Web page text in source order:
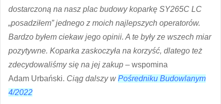
dostarczoną na nasz plac budowy koparkę SY265C LC
„posadziłem” jednego z moich najlepszych operatorów.
Bardzo byłem ciekaw jego opinii. A te były ze wszech miar
pozytywne. Koparka zaskoczyła na korzyść, dlatego też
zdecydowaliśmy się na jej zakup – wspomina
Adam Urbański. Ciąg dalszy wPośredniku Budowlanym
4/2022